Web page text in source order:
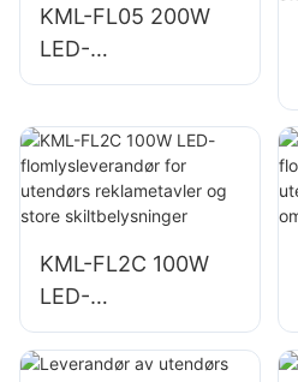
KML-FL05 200W
LED-
flomlysleverandør,
katastrofebelysnin
g på steder
KML-FL2C 100W
LED-
flomlysleverandør
for utendørs